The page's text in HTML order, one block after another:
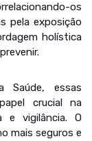
os
pela exposição
holística
Saúde, essas
crucial na
e vigilância. O
mais seguros e